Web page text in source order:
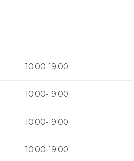
10:00-19:00
10:00-19:00
10:00-19:00
10:00-19:00